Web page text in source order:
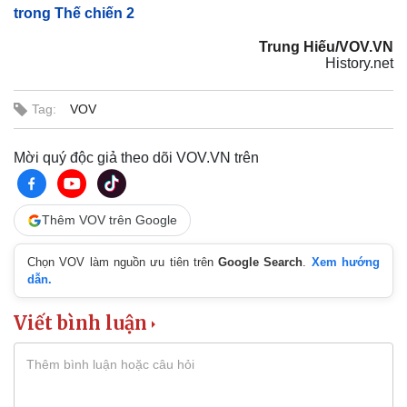
trong Thế chiến 2
Trung Hiếu/VOV.VN
History.net
Tag: VOV
Mời quý độc giả theo dõi VOV.VN trên
Thêm VOV trên Google
Chọn VOV làm nguồn ưu tiên trênGoogle Search. Xem hướng
dẫn.
Viết bình luận